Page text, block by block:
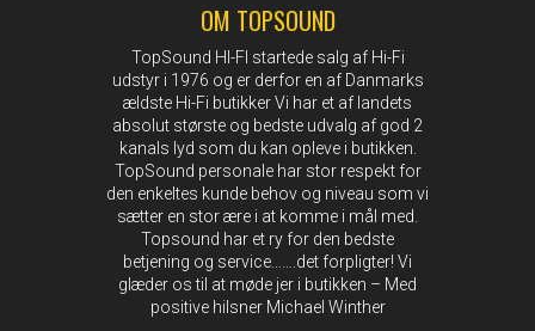
OM TOPSOUND
TopSound HI-FI startede salg af Hi-Fi
udstyr i 1976 og er derfor en af Danmarks
ældste Hi-Fi butikker Vi har et af landets
absolut største og bedste udvalg af god 2
kanals lyd som du kan opleve i butikken.
TopSound personale har stor respekt for
den enkeltes kunde behov og niveau som vi
sætter en stor ære i at komme i mål med.
Topsound har et ry for den bedste
betjening og service…….det forpligter! Vi
glæder os til at møde jer i butikken – Med
positive hilsner Michael Winther